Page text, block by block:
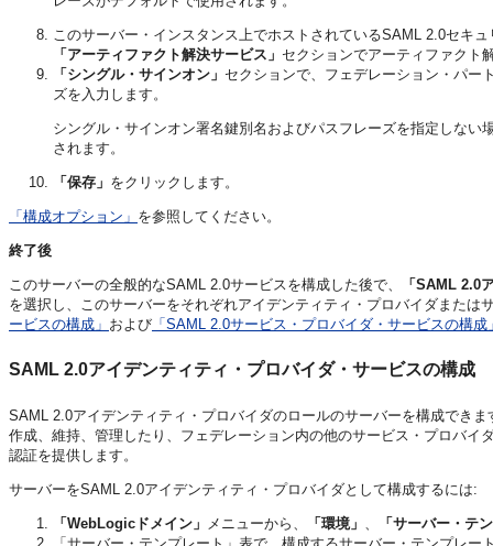
このサーバー・インスタンス上でホストされているSAML 2.0セキ
「アーティファクト解決サービス」 セクションでアーティファクト
「シングル・サインオン」 セクションで、フェデレーション・パー
ズを入力します。
シングル・サインオン署名鍵別名およびパスフレーズを指定しな
されます。
「保存」 をクリックします。
「構成オプション」 を参照してください。
終了後
このサーバーの全般的なSAML 2.0サービスを構成した後で、
「SAML 2.0
を選択し、このサーバーをそれぞれアイデンティティ・プロバイダまたは
ービスの構成」 および 「SAML 2.0サービス・プロバイダ・サービスの構成
SAML 2.0アイデンティティ・プロバイダ・サービスの構成
SAML 2.0アイデンティティ・プロバイダのロールのサーバーを構成でき
作成、維持、管理したり、フェデレーション内の他のサービス・プロバ
認証を提供します。
サーバーをSAML 2.0アイデンティティ・プロバイダとして構成するには:
「WebLogicドメイン」 メニューから、 「環境」 、
「サーバー・テ